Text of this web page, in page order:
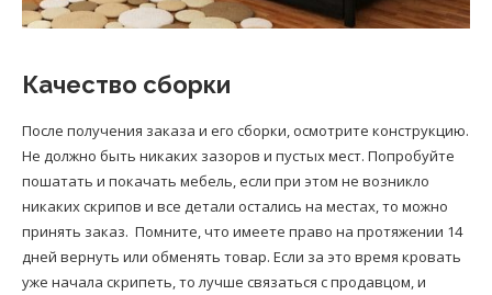
Качество сборки
После получения заказа и его сборки, осмотрите конструкцию.
Не должно быть никаких зазоров и пустых мест. Попробуйте
пошатать и покачать мебель, если при этом не возникло
никаких скрипов и все детали остались на местах, то можно
принять заказ. Помните, что имеете право на протяжении 14
дней вернуть или обменять товар. Если за это время кровать
уже начала скрипеть, то лучше связаться с продавцом, и